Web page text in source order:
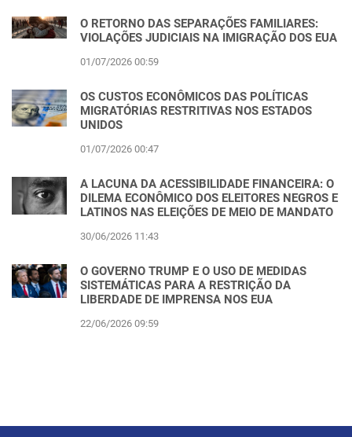
O RETORNO DAS SEPARAÇÕES FAMILIARES:
VIOLAÇÕES JUDICIAIS NA IMIGRAÇÃO DOS EUA
01/07/2026 00:59
OS CUSTOS ECONÔMICOS DAS POLÍTICAS
MIGRATÓRIAS RESTRITIVAS NOS ESTADOS
UNIDOS
01/07/2026 00:47
A LACUNA DA ACESSIBILIDADE FINANCEIRA: O
DILEMA ECONÔMICO DOS ELEITORES NEGROS E
LATINOS NAS ELEIÇÕES DE MEIO DE MANDATO
30/06/2026 11:43
O GOVERNO TRUMP E O USO DE MEDIDAS
SISTEMÁTICAS PARA A RESTRIÇÃO DA
LIBERDADE DE IMPRENSA NOS EUA
22/06/2026 09:59